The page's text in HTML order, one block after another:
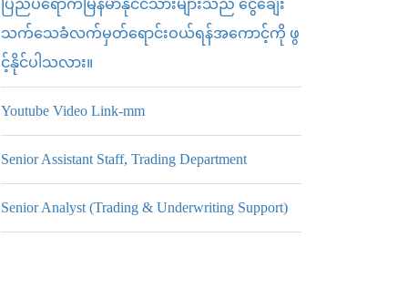
ပြည်ပရောက်မြန်မာနိုင်ငံသားများသည် ငွေချေး
သက်သေခံလက်မှတ်ရောင်းဝယ်ရန်အကောင့်ကို ဖွ
င့်နိုင်ပါသလား။
Youtube Video Link-mm
Senior Assistant Staff, Trading Department
Senior Analyst (Trading & Underwriting Support)